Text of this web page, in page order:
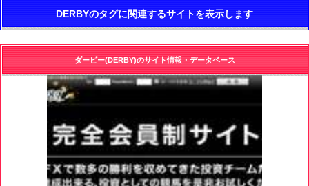
DERBYのタグに関連するサイトを表示します
ダービー(DERBY)のサイト情報・データベース